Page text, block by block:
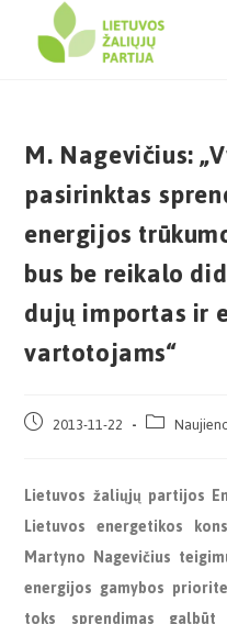
M. Nagevičius:
pasirinktas
energijos
bus be reikalo
dujų importas ir
vartotojams“
2013-11-22
Lietuvos žaliųjų partijos
Lietuvos energetikos
Martyno Nagevičius
energijos gamybos